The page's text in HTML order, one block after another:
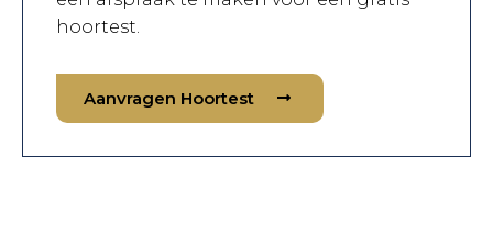
hoortest.
Aanvragen Hoortest